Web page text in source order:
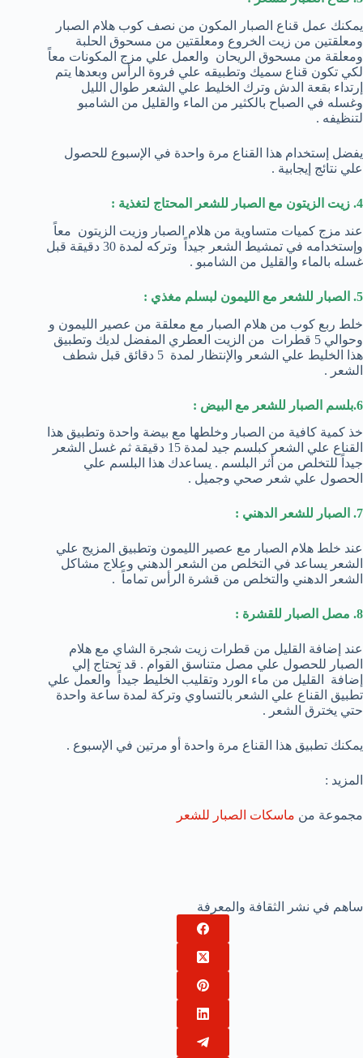
يمكنك عمل قناع الصبار المكون من نصف كوب هلام الصبار
ومعلقتين من زيت الخروع ومعلقتين من مسحوق الحلبة
ومعلقة من مسحوق الريحان والعمل علي مزج المكونات معاً
لكي تكون قناع سميك وتطبيقه علي فروة الرأس وبعدها يتم
إرتداء بقعة الدش وترك الخليط علي الشعر طوال الليل
وغسله في الصباح بالكثير من الماء والقليل من الشامبو
لتنظيفه .
يفضل إستخدام هذا القناع مرة واحدة في الإسبوع للحصول
علي نتائج إيجابية .
4. زيت الزيتون مع الصبار للشعر المحتاج لتغذية :
عند مزج كميات متساوية من هلام الصبار وزيت الزيتون معاً
وإستخدامه في تمشيط الشعر جيداً وتركه لمدة 30 دقيقة قبل
غسله بالماء والقليل من الشامبو .
5. الصبار للشعر مع الليمون لبسلم مغذي :
خلط ربع كوب من هلام الصبار مع معلقة من عصير الليمون و
وحوالي 5 قطرات من الزيت العطري المفضل لديك وتطبيق
هذا الخليط علي الشعر والإنتظار لمدة 5 دقائق قبل شطف
الشعر .
6.بلسم الصبار للشعر مع البيض :
خذ كمية كافية من الصبار وخلطها مع بيضة واحدة وتطبيق هذا
القناع علي الشعر كبلسم جيد لمدة 15 دقيقة ثم غسل الشعر
جيداً للتخلص من أثر البلسم . يساعدك هذا البلسم علي
الحصول علي شعر صحي وجميل .
7. الصبار للشعر الدهني :
عند خلط هلام الصبار مع عصير الليمون وتطبيق المزيج علي
الشعر يساعد في التخلص من الشعر الدهني وعلاج مشاكل
الشعر الدهني والتخلص من قشرة الرأس تماماً .
8. مصل الصبار للقشرة :
عند إضافة القليل من قطرات زيت شجرة الشاي مع هلام
الصبار للحصول علي مصل متناسق القوام . قد تحتاج إلي
إضافة القليل من ماء الورد وتقليب الخليط جيداً والعمل علي
تطبيق القناع علي الشعر بالتساوي وتركة لمدة ساعة واحدة
حتي يخترق الشعر .
يمكنك تطبيق هذا القناع مرة واحدة أو مرتين في الإسبوع .
المزيد :
مجموعة من ماسكات الصبار للشعر
ساهم في نشر الثقافة والمعرفة